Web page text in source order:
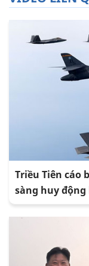
Triều Tiên cáo
sàng huy